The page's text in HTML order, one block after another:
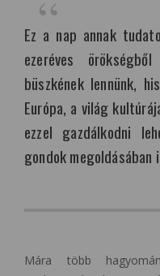
Ez a nap annak
ezeréves
büszkének lennünk,
Európa, a világ
ezzel gazdálkodni
gondok megoldásában
Mára több